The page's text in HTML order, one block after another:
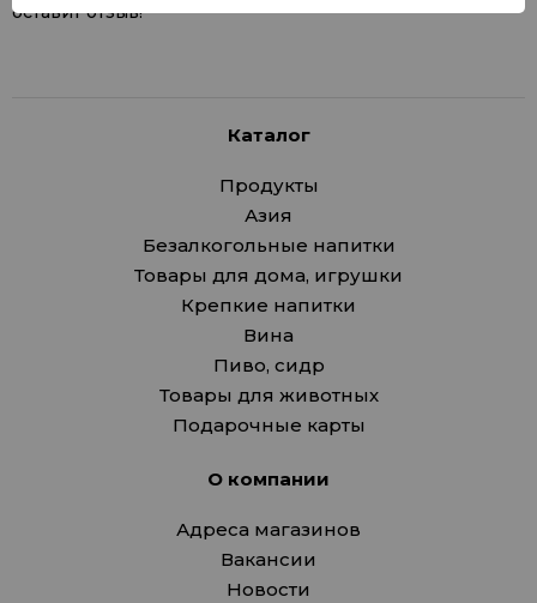
оставит отзыв!
Каталог
Продукты
Азия
Безалкогольные напитки
Товары для дома, игрушки
Крепкие напитки
Вина
Пиво, сидр
Товары для животных
Подарочные карты
О компании
Адреса магазинов
Вакансии
Новости